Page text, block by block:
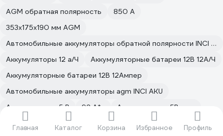
Главная Каталог Корзина Избранное Профиль
AGM обратная полярность
850 А
353x175x190 мм AGM
Автомобильные аккумуляторы обратной полярности INCI AKU
Аккумуляторы 12 а/Ч
Аккумуляторные батареи 12В 12А/Ч
Аккумуляторные батареи 12В 12Ампер
Автомобильные аккумуляторы agm INCI AKU
Аккумуляторы 5 В
92 А*ч
Аккумуляторы 5Вольт
Аккумуляторы с обратной полярностью